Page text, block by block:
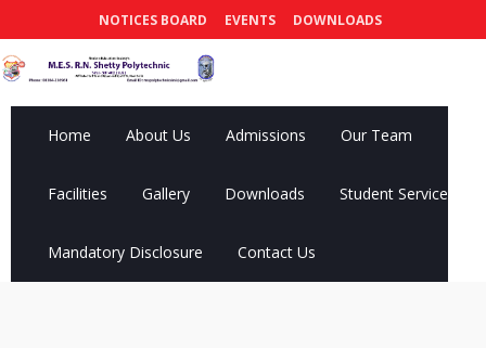
NOTICES BOARD EVENTS DOWNLOADS
Home About Us Admissions Our Team
Facilities Gallery Downloads Student Services
Mandatory Disclosure Contact Us